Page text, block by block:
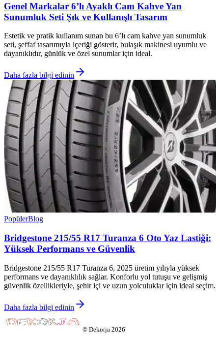
Genel Markalar 6’lı Ayaklı Cam Kahve Yan
Sunumluk Seti Şık ve Kullanışlı Tasarım
Estetik ve pratik kullanım sunan bu 6’lı cam kahve yan sunumluk
seti, şeffaf tasarımıyla içeriği gösterir, bulaşık makinesi uyumlu ve
dayanıklıdır, günlük ve özel sunumlar için ideal.
Daha fazla bilgi edinin
PopülerBlog
Bridgestone 215/55 R17 Turanza 6 Oto Yaz Lastiği:
Yüksek Performans ve Güvenlik
Bridgestone 215/55 R17 Turanza 6, 2025 üretim yılıyla yüksek
performans ve dayanıklılık sağlar. Konforlu yol tutuşu ve gelişmiş
güvenlik özellikleriyle, şehir içi ve uzun yolculuklar için ideal seçim.
Daha fazla bilgi edinin
© Dekorja 2026